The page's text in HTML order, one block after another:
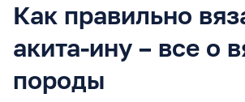
Как правильно
акита-ину – все о
породы